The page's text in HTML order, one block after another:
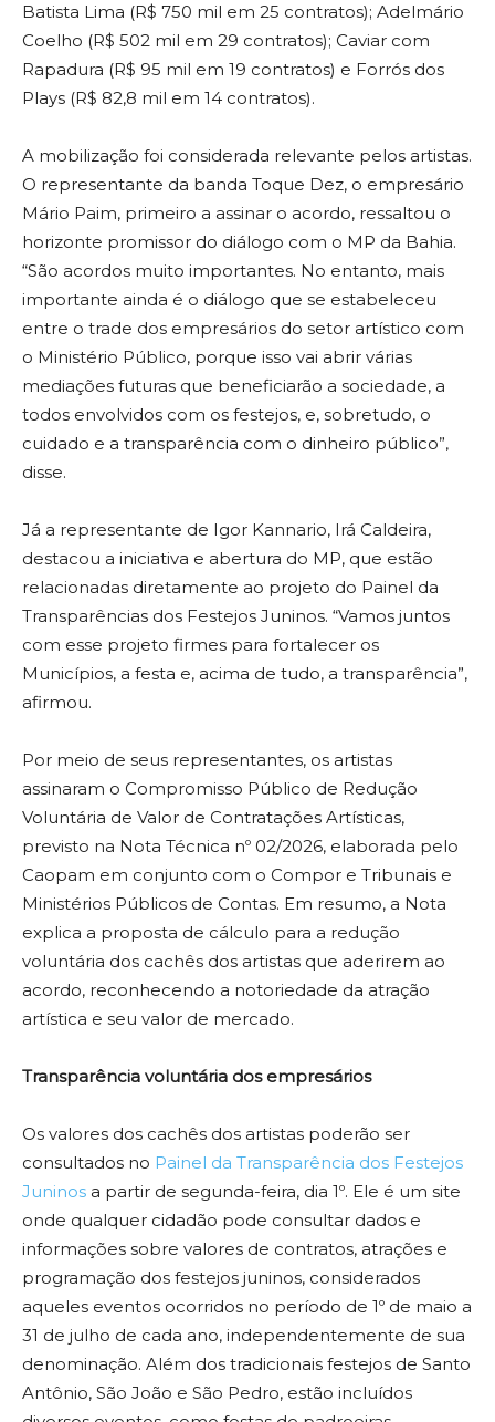
Batista Lima (R$ 750 mil em 25 contratos); Adelmário
Coelho (R$ 502 mil em 29 contratos); Caviar com
Rapadura (R$ 95 mil em 19 contratos) e Forrós dos
Plays (R$ 82,8 mil em 14 contratos).
A mobilização foi considerada relevante pelos artistas.
O representante da banda Toque Dez, o empresário
Mário Paim, primeiro a assinar o acordo, ressaltou o
horizonte promissor do diálogo com o MP da Bahia.
“São acordos muito importantes. No entanto, mais
importante ainda é o diálogo que se estabeleceu
entre o trade dos empresários do setor artístico com
o Ministério Público, porque isso vai abrir várias
mediações futuras que beneficiarão a sociedade, a
todos envolvidos com os festejos, e, sobretudo, o
cuidado e a transparência com o dinheiro público”,
disse.
Já a representante de Igor Kannario, Irá Caldeira,
destacou a iniciativa e abertura do MP, que estão
relacionadas diretamente ao projeto do Painel da
Transparências dos Festejos Juninos. “Vamos juntos
com esse projeto firmes para fortalecer os
Municípios, a festa e, acima de tudo, a transparência”,
afirmou.
Por meio de seus representantes, os artistas
assinaram o Compromisso Público de Redução
Voluntária de Valor de Contratações Artísticas,
previsto na Nota Técnica nº 02/2026, elaborada pelo
Caopam em conjunto com o Compor e Tribunais e
Ministérios Públicos de Contas. Em resumo, a Nota
explica a proposta de cálculo para a redução
voluntária dos cachês dos artistas que aderirem ao
acordo, reconhecendo a notoriedade da atração
artística e seu valor de mercado.
Transparência voluntária dos empresários
Os valores dos cachês dos artistas poderão ser
consultados no Painel da Transparência dos Festejos
Juninos a partir de segunda-feira, dia 1º. Ele é um site
onde qualquer cidadão pode consultar dados e
informações sobre valores de contratos, atrações e
programação dos festejos juninos, considerados
aqueles eventos ocorridos no período de 1º de maio a
31 de julho de cada ano, independentemente de sua
denominação. Além dos tradicionais festejos de Santo
Antônio, São João e São Pedro, estão incluídos